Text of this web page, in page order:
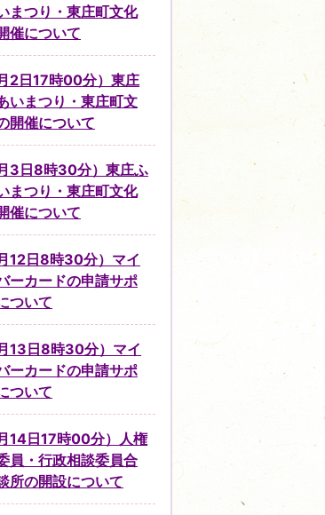
まつり・東庄町文化
催について
月2日17時00分）東庄
いまつり・東庄町文
開催について
月3日8時30分）東庄ふ
まつり・東庄町文化
催について
月12日8時30分）マイ
ーカードの申請サポ
ついて
月13日8時30分）マイ
ーカードの申請サポ
ついて
月14日17時00分）人権
員・行政相談委員合
所の開設について